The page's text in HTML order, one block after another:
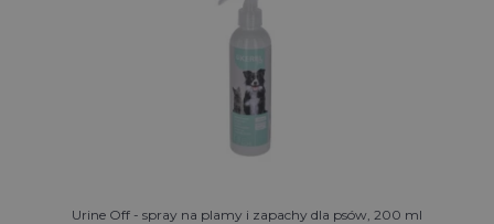
Urine Off - spray na plamy i zapachy dla psów, 200 ml